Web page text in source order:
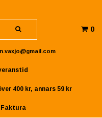
0
400 kr, annars 59 kr
Faktura